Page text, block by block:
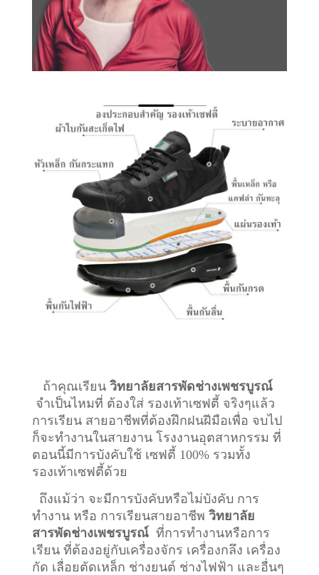
ถ้าคุณเรียน วิทยาลัยสารพัดช่างเพชรบูรณ์
จำเป็นไหมที่ ต้องใส่ รองเท้าเซฟตี้ จริงๆแล้ว
การเรียน สายอาชีพที่ต้องฝึกฝนฝีมือเพื่อ จบไป
ก็จะทำงานในสายงาน โรงงานอุตสาหกรรม ที่
ตอนนี้มีการบังคับใช้ เซฟตี้ 100% รวมทั้ง
รองเท้าเซฟตี้ด้วย
ถึงแม้ว่า จะมีการบังคับหรือไม่บังคับ การ
ทำงาน หรือ การเรียนสายอาชีพ วิทยาลัย
สารพัดช่างเพชรบูรณ์ ที่การทำงานหรือการ
เรียน ที่ต้องอยู่กับเครื่องจักร เครื่องกลึง เครื่อง
กัด เลื่อยตัดเหล็ก ช่างยนต์ ช่างไฟฟ้า และอื่นๆ